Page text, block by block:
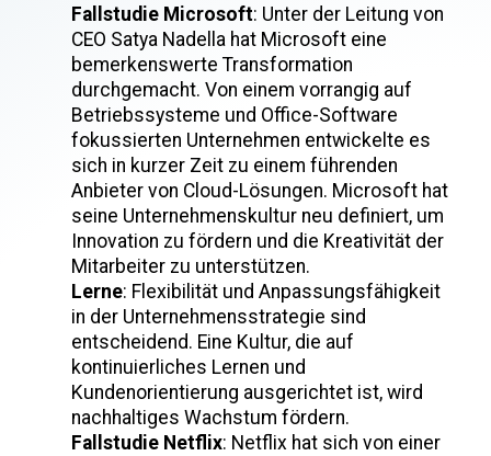
Fallstudie Microsoft: Unter der Leitung von
CEO Satya Nadella hat Microsoft eine
bemerkenswerte Transformation
durchgemacht. Von einem vorrangig auf
Betriebssysteme und Office-Software
fokussierten Unternehmen entwickelte es
sich in kurzer Zeit zu einem führenden
Anbieter von Cloud-Lösungen. Microsoft hat
seine Unternehmenskultur neu definiert, um
Innovation zu fördern und die Kreativität der
Mitarbeiter zu unterstützen.
Lerne: Flexibilität und Anpassungsfähigkeit
in der Unternehmensstrategie sind
entscheidend. Eine Kultur, die auf
kontinuierliches Lernen und
Kundenorientierung ausgerichtet ist, wird
nachhaltiges Wachstum fördern.
Fallstudie Netflix: Netflix hat sich von einer